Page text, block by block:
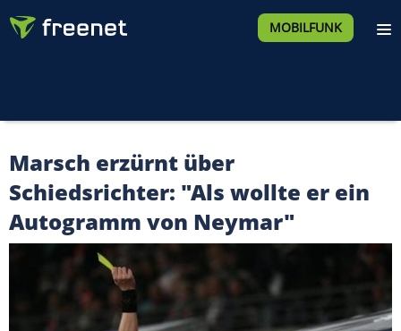
MOBILFUNK
Marsch erzürnt über
Schiedsrichter: "Als wollte er ein
Autogramm von Neymar"